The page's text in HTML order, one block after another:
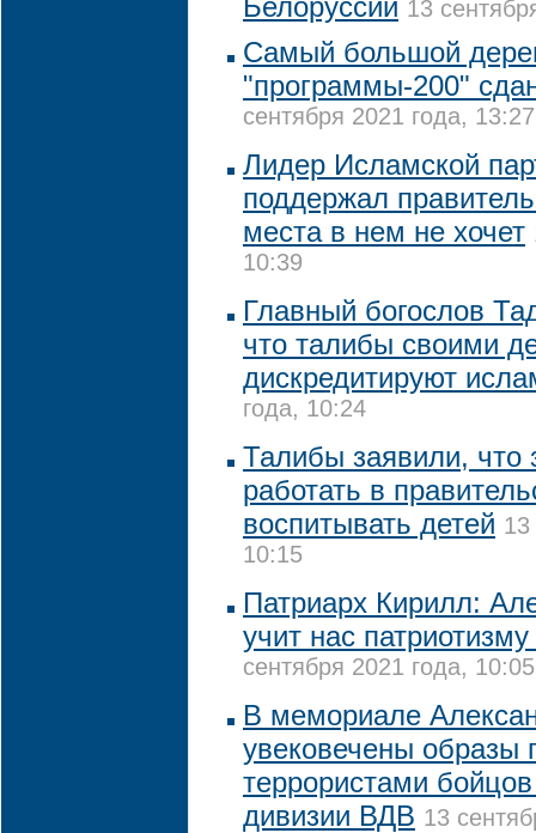
Белоруссии 13
Самый большой
"программы-200"
сентября 2021 года, 13:27
Лидер Исламской
поддержал
места в нем не хочет
10:39
Главный богослов
что талибы своими
дискредитируют
года, 10:24
Талибы заявили,
работать в
воспитывать детей 13
10:15
Патриарх Кирилл:
учит нас
сентября 2021 года, 10:05
В мемориале
увековечены
террористами
дивизии ВДВ 13